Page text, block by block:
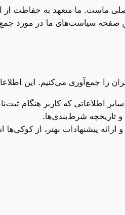
ماست. ما متعهد به حفاظت از
صفحه سیاست‌های ما در مورد
را جمع‌آوری می‌کنیم. این
اطلاعاتی که کاربر هنگام
و تاریخچه شرط‌بندی‌ها.
ارائه پیشنهادات بهتر، از کوکی‌ها